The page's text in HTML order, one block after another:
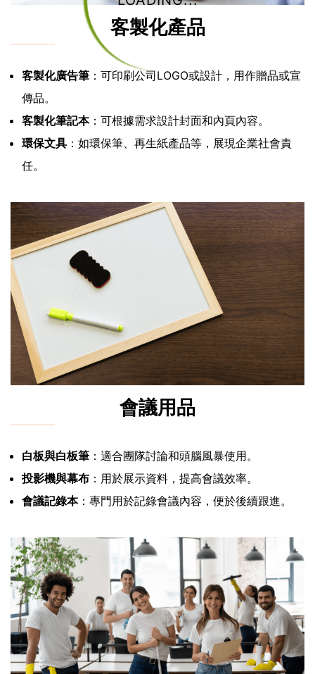
客製化產品
客製化廣告筆 ：可印刷公司LOGO或設計，用作贈品或宣
傳品。
客製化筆記本：可根據需求設計封面和內頁內容。
環保文具 ：如環保筆、再生紙產品等，展現企業社會責
任。
會議用品
白板與白板筆 ：適合團隊討論和頭腦風暴使用。
投影機與幕布 ：用於展示資料，提高會議效率。
會議記錄本：專門用於記錄會議內容，便於後續跟進。